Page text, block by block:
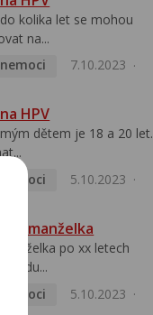
kolika let se mohou
na...
7.10.2023
HPV
dětem je 18 a 20 let.
nemoci
5.10.2023
manželka
manželka po xx letech
5.10.2023